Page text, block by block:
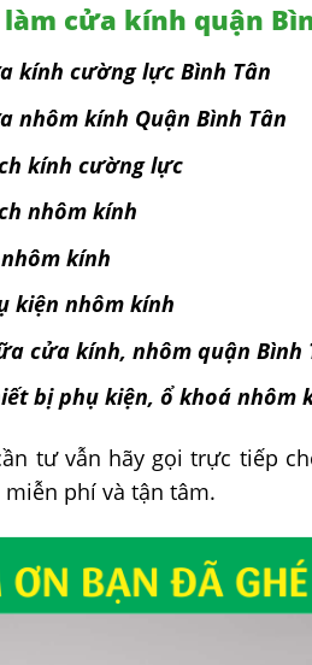
cửa kính quận
kính cường lực Bình Tân
nhôm kính Quận Bình Tân
kính cường lực
nhôm kính
kính
kiện nhôm kính
cửa kính, nhôm quận Bình
bị phụ kiện, ổ khoá nhôm
tư vẫn hãy gọi trực tiếp
phí và tận tâm.